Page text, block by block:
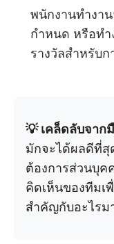
พนักงานทำงา
กำหนด หรือทำ
รางวัลสำหรับ
💡 เคล็ดลับจาก
มักจะได้ผลดีที่สุ
ต้องการส่วนบุค
คิดเห็นของทีมเ
สำคัญกับอะไรม